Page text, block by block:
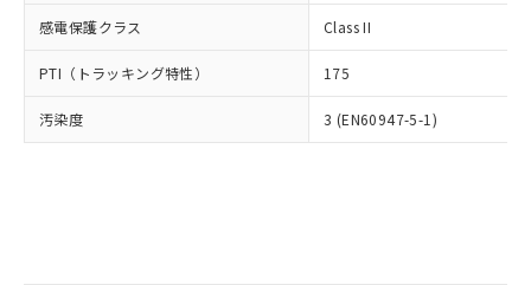
感電保護クラス Class II
PTI（トラッキング特性） 175
汚染度 3 (EN60947-5-1)
引・商談に必要な範囲で利用すること
をご了承ください。
の共同利用に関して"
の「1.共同利
用者の範囲」に記載されている法人を
EU RoHS指令（10物質）の非含有証明書
51物質の非含有証明書（当社基準）
※本証明書は発行日時点で非含有を証明す
るもので、過去に遡って非含有を証明する
ものではありません。
キャンセル